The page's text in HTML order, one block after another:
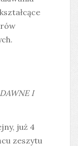
I
już 4
zeszytu